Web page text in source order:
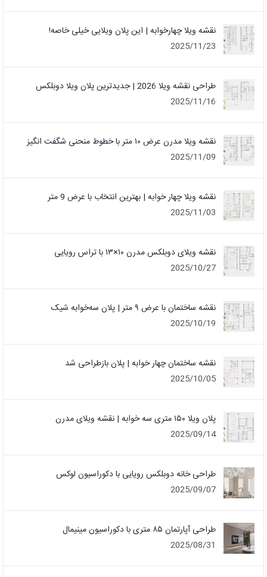
نقشه ویلا چهارخوابه | این پلان ویلایی خیلی خاصه!
2025/11/23
طراحی نقشه ویلا 2026 | جدیدترین پلان ویلا دوبلکس
2025/11/16
نقشه ویلا مدرن عرض ۱۰ متر با خطوط منحنی شگفت انگیز
2025/11/09
نقشه ویلا چهار خوابه | بهترین انتخاب با عرض 9 متر
2025/11/03
نقشه ویلای دوبلکس مدرن ۱۰×۱۳ با تراس رویایی
2025/10/27
نقشه ساختمان با عرض ۹ متر | پلان سه‌خوابه شیک
2025/10/19
نقشه ساختمان چهار خوابه | پلان بازطراحی شد
2025/10/05
پلان ویلا ۱۵۰ متری سه خوابه | نقشه ویلای مدرن
2025/09/14
طراحی خانه دوبلکس رویایی با دکوراسیون لوکس
2025/09/07
طراحی آپارتمان ۸۵ متری با دکوراسیون مینیمال
2025/08/31